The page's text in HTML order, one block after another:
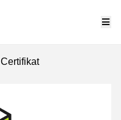
Certifikat